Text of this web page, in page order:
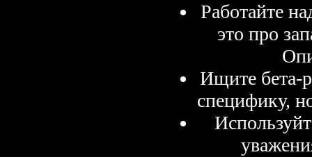
Работайте
это про
Ищите бета-
специфику,